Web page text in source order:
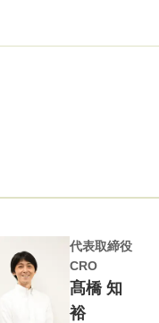
代表取締役
CRO
髙橋 知
裕